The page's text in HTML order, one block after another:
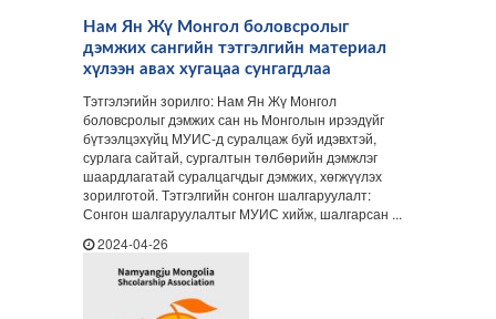
Нам Ян Жү Монгол боловсролыг
дэмжих сангийн тэтгэлгийн материал
хүлээн авах хугацаа сунгагдлаа
Тэтгэлэгийн зорилго: Нам Ян Жү Монгол
боловсролыг дэмжих сан нь Монголын ирээдүйг
бүтээлцэхүйц МУИС-д суралцаж буй идэвхтэй,
сурлага сайтай, сургалтын төлбөрийн дэмжлэг
шаардлагатай суралцагчдыг дэмжих, хөгжүүлэх
зорилготой. Тэтгэлгийн сонгон шалгаруулалт:
Сонгон шалгаруулалтыг МУИС хийж, шалгарсан ...
2024-04-26